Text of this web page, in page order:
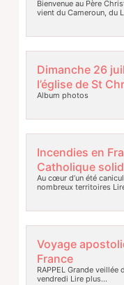
Bienvenue au Père
vient du Cameroun, du
Dimanche 26
l’église de St
Album photos
Incendies en
Catholique
Au cœur d’un été
nombreux territoires
Voyage
France
RAPPEL Grande veillée
vendredi Lire plus…